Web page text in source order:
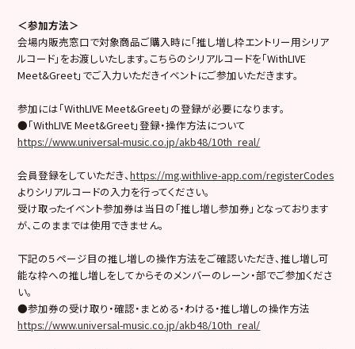
＜参加方法＞
会場内販売窓口で対象商品ご購入時に「推し増し枠エントリー用シリア
ルコード」をお渡しいたします。こちらのシリアルコードを「WithLIVE
Meet&Greet」でご入力いただきイベントにご参加いただきます。
参加には「WithLIVE Meet&Greet」の登録が必要になります。
●「WithLIVE Meet&Greet」登録・操作方法について
https://www.universal-music.co.jp/akb48/10th_real/
会員登録をしていただき、https://mg.withlive-app.com/registerCodes
よりシリアルコードの入力を行ってください。
受け取ったイベント参加券は当日の「推し増し参加券」となっております
が、このままでは使用できません。
下記の５ページ目の推し増しの操作方法をご確認いただき、推し増し可
能な枠への推し増しをしてからそのメンバーのレーン・部でご参加くださ
い。
●参加券の受け取り・確認・まとめる・わける・推し増しの操作方法
https://www.universal-music.co.jp/akb48/10th_real/